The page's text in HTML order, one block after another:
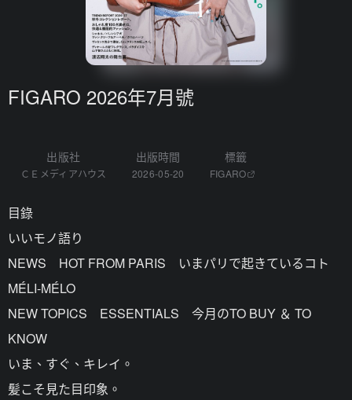
FIGARO 2026年7月號
出版社
ＣＥメディアハウス
出版時間
2026-05-20
標籤
FIGARO
目錄
いいモノ語り
NEWS HOT FROM PARIS いまパリで起きているコト
MÉLI-MÉLO
NEW TOPICS ESSENTIALS 今月のTO BUY ＆ TO
KNOW
いま、すぐ、キレイ。
髪こそ見た目印象。